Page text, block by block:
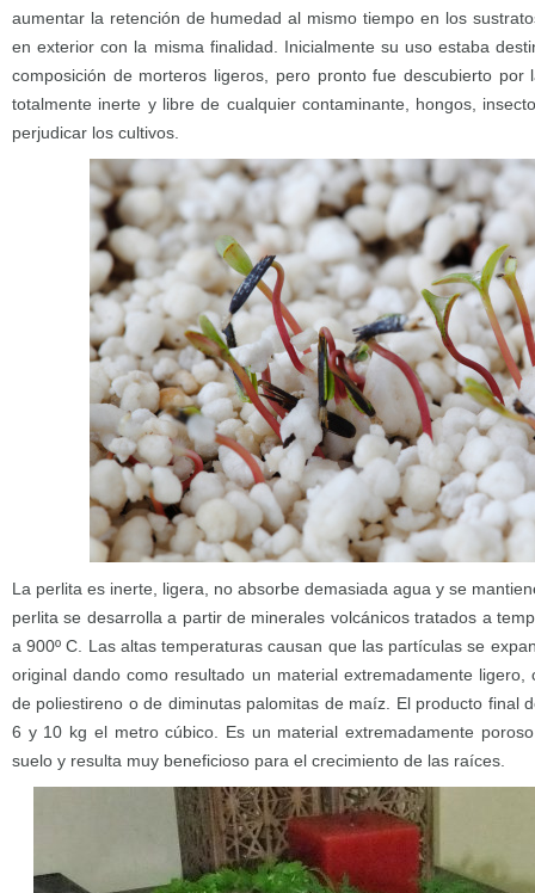
aumentar la retención de humedad al mismo tiempo en los
en exterior con la misma finalidad. Inicialmente su uso estaba
composición de morteros ligeros, pero pronto fue descubierto por
totalmente inerte y libre de cualquier contaminante, hongos,
perjudicar los cultivos.
La perlita es inerte, ligera, no absorbe demasiada agua y se
perlita se desarrolla a partir de minerales volcánicos tratados a
a 900º C. Las altas temperaturas causan que las partículas se
original dando como resultado un material extremadamente
de poliestireno o de diminutas palomitas de maíz. El producto final
6 y 10 kg el metro cúbico. Es un material extremadamente
suelo y resulta muy beneficioso para el crecimiento de las raíces.